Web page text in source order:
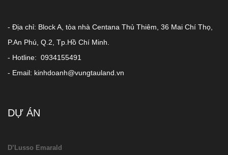
- Địa chỉ: Block A, tòa nhà Centana Thủ Thiêm, 36 Mai Chí Thọ,
P.An Phú, Q.2, Tp.Hồ Chí Minh.
- Hotline: 0934155491
- Email: kinhdoanh@vungtauland.vn
DỰ ÁN
D’Lusso Emarald